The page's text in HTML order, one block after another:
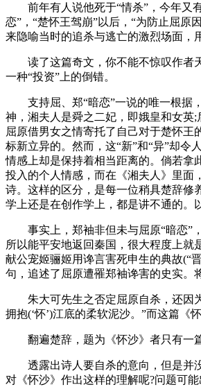
前年有人说他死于“情杀”，今年又有
恋”，“楚怀王驾崩”以后，“为防止屈原
来隐喻当时的追杀与逃亡的激烈场面，
读了这篇奇文，你不能不惊叹作者天
一种“投资”上的倒错。
支持屈、郑“暗恋”一说的唯一根据，
神，湘夫人是舜之二妃，即娥皇和女英
屈原借男女之情寄托了自己对于楚怀
标新立异的。然而，这“新”和“异”却
情感上却是保持着相当距离的。倘若拿
投入的个人情感，而在《湘夫人》里面
诗。这样的区分，是每一位稍具楚辞修
学上还是在创作学上，都是讲不通的。
事实上，郑袖非但未与屈原“暗恋”，
所以能平安地返回秦国，很大程度上就
献公宠姬骊姬用谗言害死申生的典故(“
句，追述了屈原遭罹郑袖谗害的史实。
朱大可先生之否定屈原自杀，还因为
拥抱(‘怀’)江底的柔软泥沙。”而这篇《
翻遍楚辞，题为《怀沙》者只有一
透露出诗人要自杀的意向，但是并没
对《怀沙》作出这样的理解呢?问题可